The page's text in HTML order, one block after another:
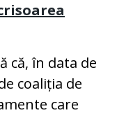
că, în data de
coaliția de
care